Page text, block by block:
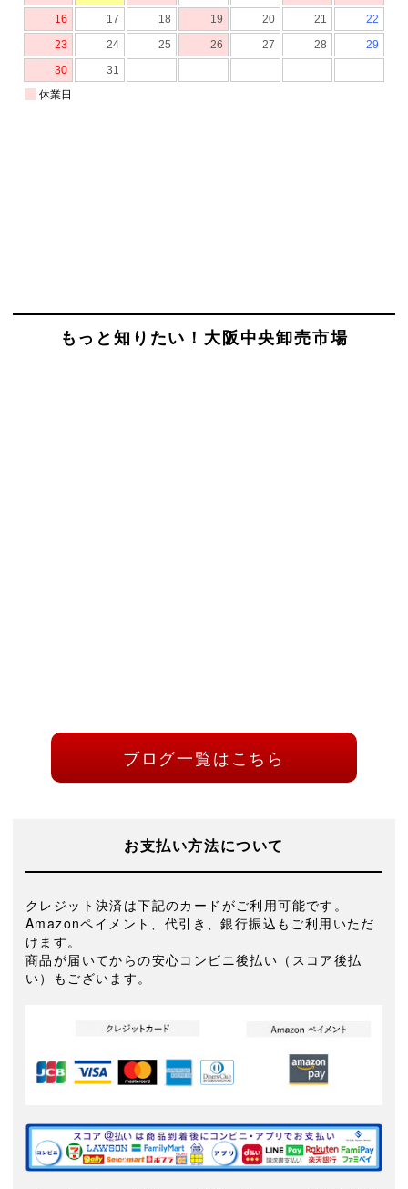
もっと知りたい！大阪中央卸売市場
ブログ一覧はこちら
お支払い方法について
クレジット決済は下記のカードがご利用可能です。
Amazonペイメント、代引き、銀行振込もご利用いただ
けます。
商品が届いてからの安心コンビニ後払い（スコア後払
い）もございます。